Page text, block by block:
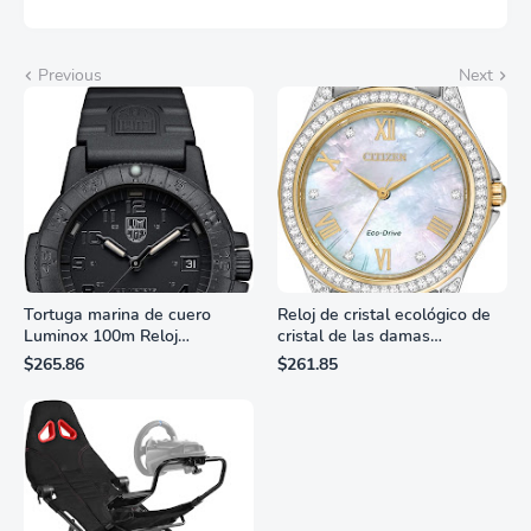
Previous Next
Tortuga marina de cuero
Luminox 100m Reloj
analógico de cuarzo
resistente al agua
$265.86
Reloj de cristal ecológico de
cristal de las damas
ciudadanas, 3 manos,
marcadores de números
$261.85